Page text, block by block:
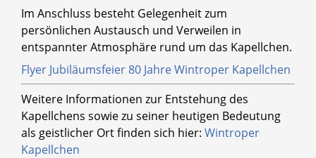
Im Anschluss besteht Gelegenheit zum
persönlichen Austausch und Verweilen in
entspannter Atmosphäre rund um das Kapellchen.
Flyer Jubiläumsfeier 80 Jahre Wintroper Kapellchen
Weitere Informationen zur Entstehung des
Kapellchens sowie zu seiner heutigen Bedeutung
als geistlicher Ort finden sich hier: Wintroper
Kapellchen